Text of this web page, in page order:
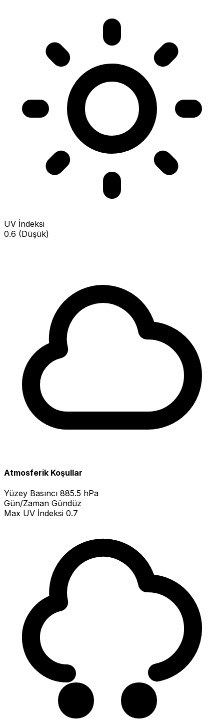
UV İndeksi
0.6 (Düşük)
Atmosferik Koşullar
Yüzey Basıncı 885.5 hPa
Gün/Zaman Gündüz
Max UV İndeksi 0.7